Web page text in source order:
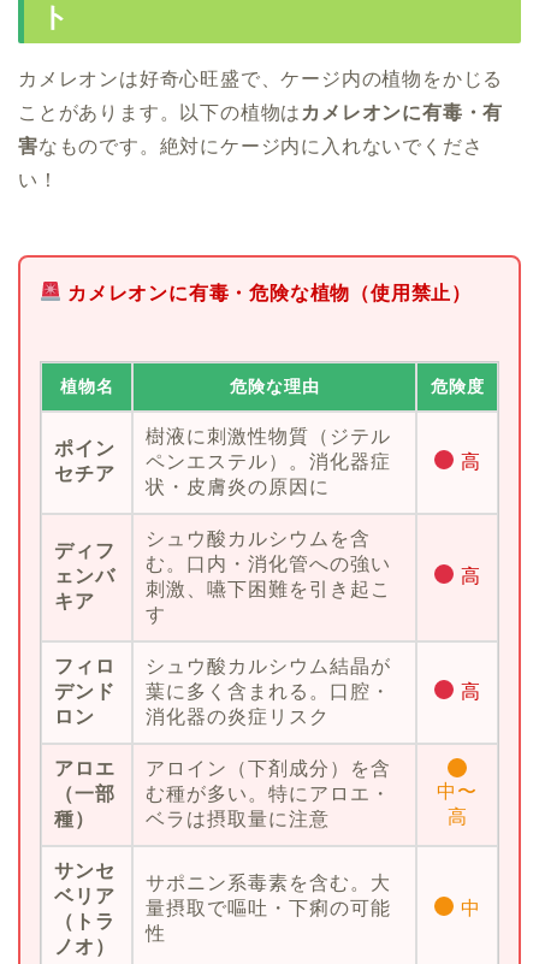
ト
カメレオンは好奇心旺盛で、ケージ内の植物をかじる
ことがあります。以下の植物は カメレオンに有毒・有
害なものです。絶対にケージ内に入れないでくださ
い！
カメレオンに有毒・危険な植物（使用禁止）
植物名 危険な理由 危険度
ポイン
セチア
樹液に刺激性物質（ジテル
ペンエステル）。消化器症
状・皮膚炎の原因に
高
ディフ
ェンバ
キア
シュウ酸カルシウムを含
む。口内・消化管への強い
刺激、嚥下困難を引き起こ
す
高
フィロ
デンド
ロン
シュウ酸カルシウム結晶が
葉に多く含まれる。口腔・
消化器の炎症リスク
高
アロエ
（一部
種）
アロイン（下剤成分）を含
む種が多い。特にアロエ・
ベラは摂取量に注意
中〜
高
サンセ
ベリア
（トラ
ノオ）
サポニン系毒素を含む。大
量摂取で嘔吐・下痢の可能
性
中